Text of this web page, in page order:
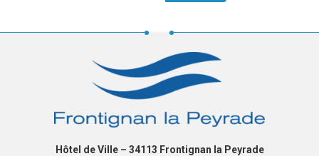
Hôtel de Ville – 34113 Frontignan la Peyrade